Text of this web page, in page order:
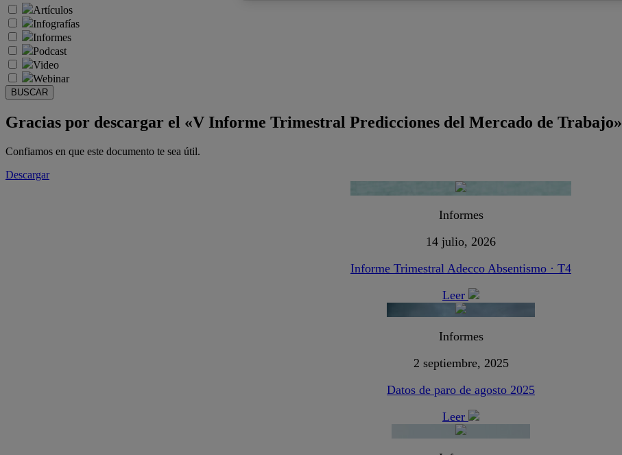
Artículos
Infografías
Informes
Podcast
Video
Webinar
BUSCAR
Gracias por descargar el «V Informe Trimestral Predicciones del Mercado de Trabajo»
Confiamos en que este documento te sea útil.
Descargar
Informes
14 julio, 2026
Informe Trimestral Adecco Absentismo · T4
Leer
Informes
2 septiembre, 2025
Datos de paro de agosto 2025
Leer